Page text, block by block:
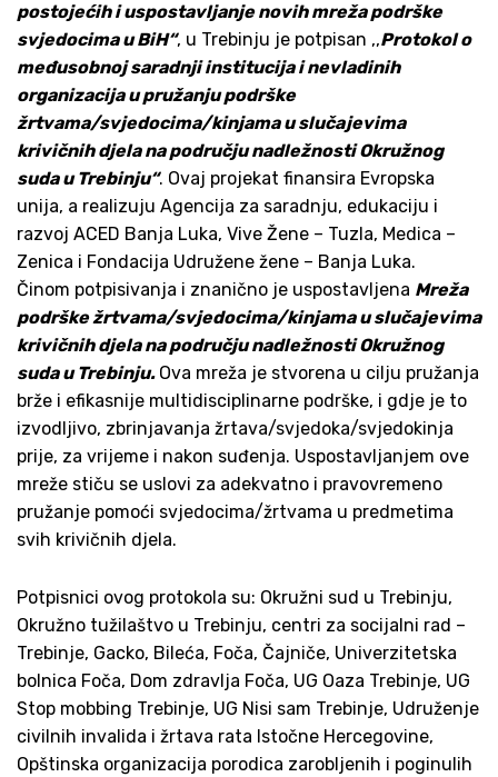
postojećih i uspostavljanje novih mreža podrške
svjedocima u BiH“, u Trebinju je potpisan ,,Protokol o
međusobnoj saradnji institucija i nevladinih
organizacija u pružanju podrške
žrtvama/svjedocima/kinjama u slučajevima
krivičnih djela na području nadležnosti Okružnog
suda u Trebinju“. Ovaj projekat finansira Evropska
unija, a realizuju Agencija za saradnju, edukaciju i
razvoj ACED Banja Luka, Vive Žene – Tuzla, Medica –
Zenica i Fondacija Udružene žene – Banja Luka.
Činom potpisivanja i znanično je uspostavljena Mreža
podrške žrtvama/svjedocima/kinjama u slučajevima
krivičnih djela na području nadležnosti Okružnog
suda u Trebinju. Ova mreža je stvorena u cilju pružanja
brže i efikasnije multidisciplinarne podrške, i gdje je to
izvodljivo, zbrinjavanja žrtava/svjedoka/svjedokinja
prije, za vrijeme i nakon suđenja. Uspostavljanjem ove
mreže stiču se uslovi za adekvatno i pravovremeno
pružanje pomoći svjedocima/žrtvama u predmetima
svih krivičnih djela.
Potpisnici ovog protokola su: Okružni sud u Trebinju,
Okružno tužilaštvo u Trebinju, centri za socijalni rad –
Trebinje, Gacko, Bileća, Foča, Čajniče, Univerzitetska
bolnica Foča, Dom zdravlja Foča, UG Oaza Trebinje, UG
Stop mobbing Trebinje, UG Nisi sam Trebinje, Udruženje
civilnih invalida i žrtava rata Istočne Hercegovine,
Opštinska organizacija porodica zarobljenih i poginulih